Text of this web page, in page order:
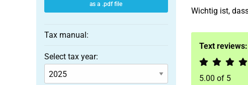
Wichtig ist,
Text reviews:
5.00 of 5
as a .pdf file
Tax manual:
Select tax year: